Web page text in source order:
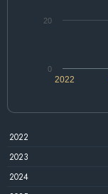
2022
0
20
2022
2023
2024